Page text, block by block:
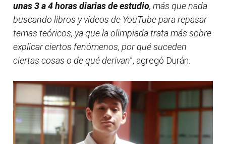
unas 3 a 4 horas diarias de estudio, más que nada
buscando libros y vídeos de YouTube para repasar
temas teóricos, ya que la olimpiada trata más sobre
explicar ciertos fenómenos, por qué suceden
ciertas cosas o de qué derivan”, agregó Durán.